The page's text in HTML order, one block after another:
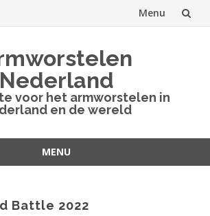
Menu
Nederland
voor het armworstelen in
en de wereld
MENU
Battle 2022